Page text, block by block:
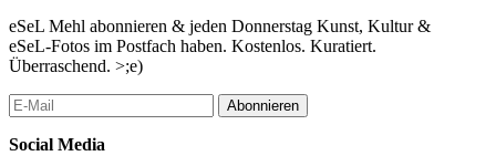
eSeL Mehl abonnieren & jeden Donnerstag Kunst, Kultur &
eSeL-Fotos im Postfach haben. Kostenlos. Kuratiert.
Überraschend. >;e)
Abonnieren
Social Media